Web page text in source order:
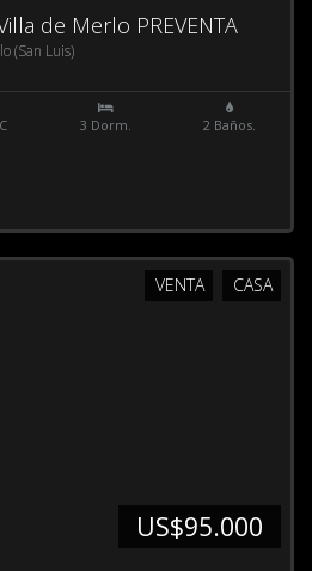
de Merlo PREVENTA
(San Luis)
3 Dorm. 2 Baños.
CASA
VENTA
US$95.000